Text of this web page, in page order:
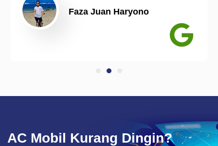
Faza Juan Haryono
AC Mobil Kurang Dingin?